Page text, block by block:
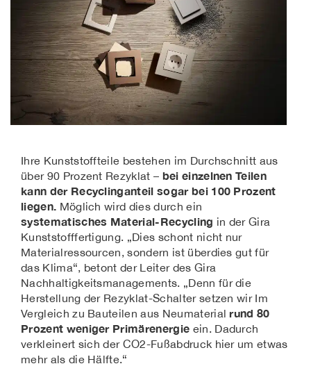
Ihre Kunststoffteile bestehen im Durchschnitt aus
über 90 Prozent Rezyklat – bei einzelnen Teilen
kann der Recyclinganteil sogar bei 100 Prozent
liegen. Möglich wird dies durch ein
systematisches Material-Recycling in der Gira
Kunststofffertigung. „Dies schont nicht nur
Materialressourcen, sondern ist überdies gut für
das Klima“, betont der Leiter des Gira
Nachhaltigkeitsmanagements. „Denn für die
Herstellung der Rezyklat-Schalter setzen wir Im
Vergleich zu Bauteilen aus Neumaterialrund 80
Prozent weniger Primärenergie ein. Dadurch
verkleinert sich der CO2-Fußabdruck hier um etwas
mehr als die Hälfte.“